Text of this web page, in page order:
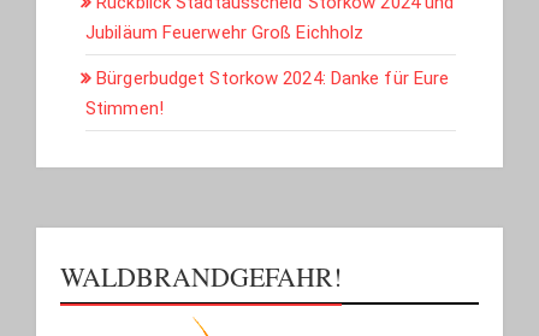
Jubiläum Feuerwehr Groß Eichholz
Bürgerbudget Storkow 2024: Danke für Eure
Stimmen!
WALDBRANDGEFAHR!